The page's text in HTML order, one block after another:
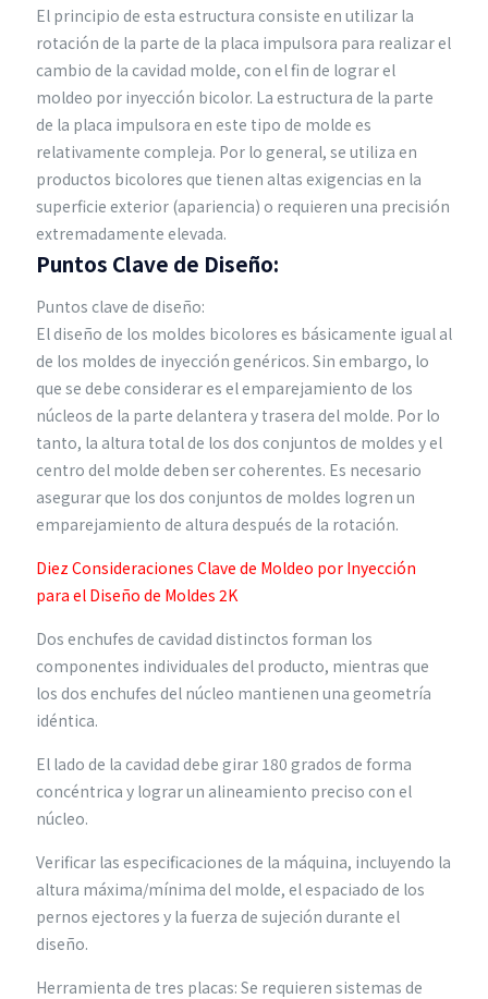
El principio de esta estructura consiste en utilizar la
rotación de la parte de la placa impulsora para realizar el
cambio de la cavidad molde, con el fin de lograr el
moldeo por inyección bicolor. La estructura de la parte
de la placa impulsora en este tipo de molde es
relativamente compleja. Por lo general, se utiliza en
productos bicolores que tienen altas exigencias en la
superficie exterior (apariencia) o requieren una precisión
extremadamente elevada.
Puntos Clave de Diseño:
Puntos clave de diseño:
El diseño de los moldes bicolores es básicamente igual al
de los moldes de inyección genéricos. Sin embargo, lo
que se debe considerar es el emparejamiento de los
núcleos de la parte delantera y trasera del molde. Por lo
tanto, la altura total de los dos conjuntos de moldes y el
centro del molde deben ser coherentes. Es necesario
asegurar que los dos conjuntos de moldes logren un
emparejamiento de altura después de la rotación.
Diez Consideraciones Clave de Moldeo por Inyección
para el Diseño de Moldes 2K
Dos enchufes de cavidad distinctos forman los
componentes individuales del producto, mientras que
los dos enchufes del núcleo mantienen una geometría
idéntica.
El lado de la cavidad debe girar 180 grados de forma
concéntrica y lograr un alineamiento preciso con el
núcleo.
Verificar las especificaciones de la máquina, incluyendo la
altura máxima/mínima del molde, el espaciado de los
pernos ejectores y la fuerza de sujeción durante el
diseño.
Herramienta de tres placas: Se requieren sistemas de